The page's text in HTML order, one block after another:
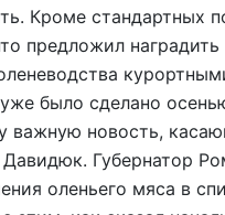
Кроме стандартных
предложил
уже было сделано
новость,
Губернатор
оленьего мяса в